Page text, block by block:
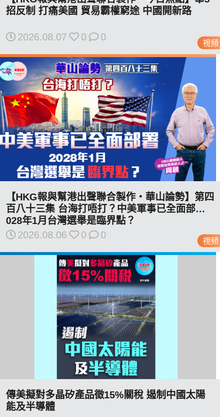
我們的立場
登記支持
聯絡我們
©
2018
Silent
視頻
招反制 打痛美國 貿易霸權窮途 中國開新路
2026.08.07 0 0
視頻
【HKG報與幫港出聲聯合製作‧華山論勢】第四
百八十三集 台海打唔打？中美軍事已全面部署 2
028年1月台灣選舉是臨界點？
2026.08.06
0 0
傳美擬對多晶矽產品徵15%關稅 遏制中國太陽
能及半導體